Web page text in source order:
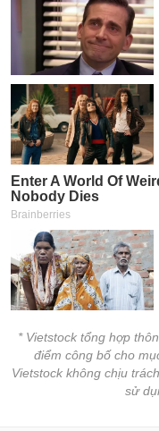
* Vietstock tổng hợp
điểm công bố cho
Vietstock không chịu
sử